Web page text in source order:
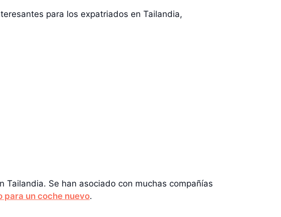
para los expatriados en Tailandia,
Tailandia. Se han asociado con muchas compañías
para un coche nuevo.